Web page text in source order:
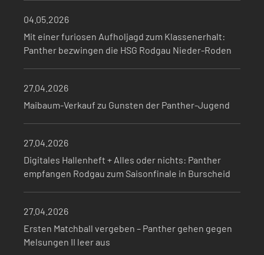
04.05.2026
Mit einer furiosen Aufholjagd zum Klassenerhalt:
Panther bezwingen die HSG Rodgau Nieder-Roden
27.04.2026
Maibaum-Verkauf zu Gunsten der Panther-Jugend
27.04.2026
Digitales Hallenheft + Alles oder nichts: Panther
empfangen Rodgau zum Saisonfinale in Burscheid
27.04.2026
Ersten Matchball vergeben – Panther gehen gegen
Melsungen II leer aus